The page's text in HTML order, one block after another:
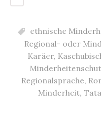
ethnische
Regional- oder
Karäer,
Regionalsprache,
Minderheit,